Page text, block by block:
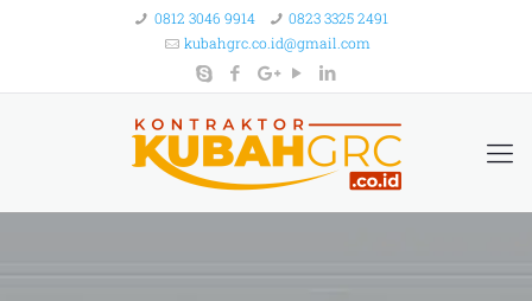
0812 3046 9914
0823 3325 2491
kubahgrc.co.id@gmail.com